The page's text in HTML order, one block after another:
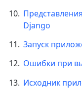
Django
Запуск
Ошибки при
Исходник